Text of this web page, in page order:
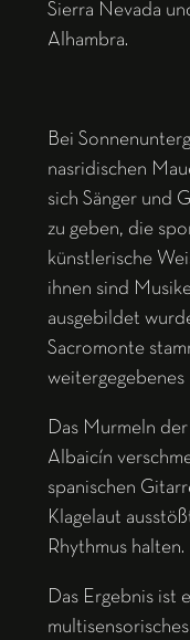
Sierra Nevada
Alhambra.
Bei
nasridischen
sich Sänger und
zu geben, die
künstlerische
ihnen sind
ausgebildet
Sacromonte
Das Murmeln
Albaicín
spanischen
Klagelaut
Rhythmus halten.
Das Ergebnis ist